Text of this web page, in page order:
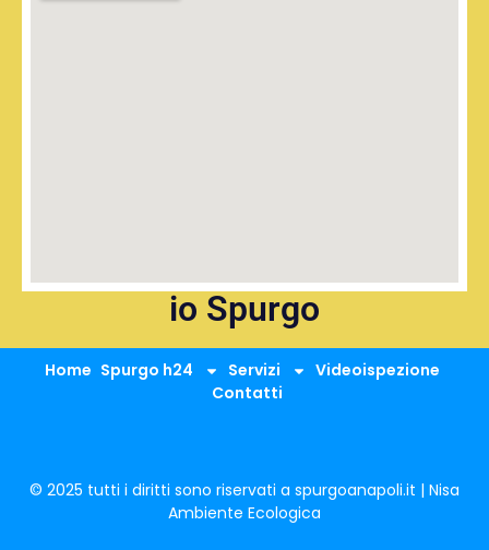
io Spurgo
Home Spurgo h24 Servizi
Videoispezione
Contatti
© 2025 tutti i diritti sono riservati a spurgoanapoli.it | Nisa
Ambiente Ecologica